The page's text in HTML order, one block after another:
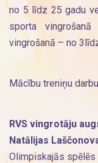
no 5 līdz 25 gadu
sporta
vingrošanā – no
Mācību treniņu
RVS vingrotāju
Natālijas
Olimpiskajās spēlēs